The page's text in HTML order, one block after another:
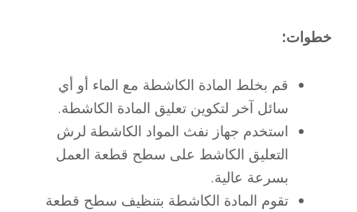
خطوات:
قم بخلط المادة الكاشطة مع الماء أو أي
سائل آخر لتكوين تعليق المادة الكاشطة.
استخدم جهاز نفث المواد الكاشطة لرش
التعليق الكاشط على سطح قطعة العمل
بسرعة عالية.
تقوم المادة الكاشطة بتنظيف سطح قطعة